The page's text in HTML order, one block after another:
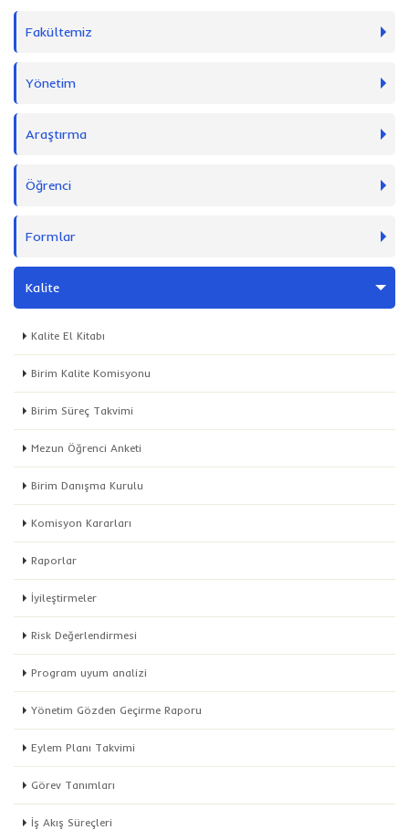
Fakültemiz
Yönetim
Araştırma
Öğrenci
Formlar
Kalite
Kalite El Kitabı
Birim Kalite Komisyonu
Birim Süreç Takvimi
Mezun Öğrenci Anketi
Birim Danışma Kurulu
Komisyon Kararları
Raporlar
İyileştirmeler
Risk Değerlendirmesi
Program uyum analizi
Yönetim Gözden Geçirme Raporu
Eylem Planı Takvimi
Görev Tanımları
İş Akış Süreçleri